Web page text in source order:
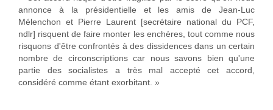
annonce à la présidentielle et les amis de Jean-Luc
Mélenchon et Pierre Laurent [secrétaire national du PCF,
ndlr] risquent de faire monter les enchères, tout comme nous
risquons d'être confrontés à des dissidences dans un certain
nombre de circonscriptions car nous savons bien qu'une
partie des socialistes a très mal accepté cet accord,
considéré comme étant exorbitant. »